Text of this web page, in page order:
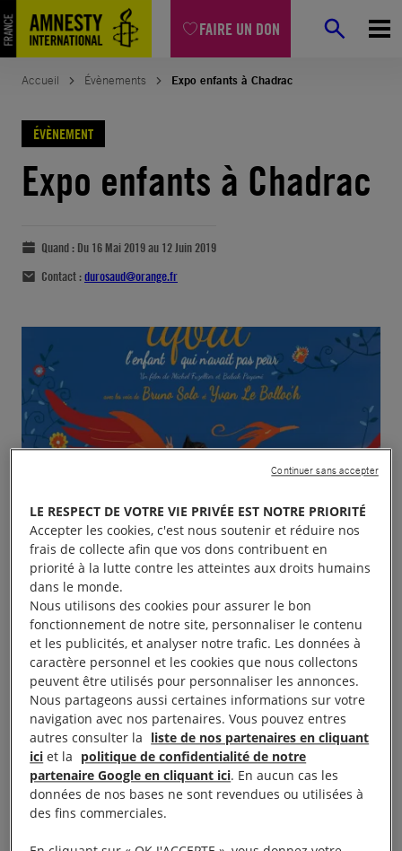
FAIRE UN DON
Accueil Évènements Expo enfants à Chadrac
ÉVÈNEMENT
Expo enfants à Chadrac
Quand : Du 16 Mai 2019 au 12 Juin 2019
Contact :durosaud@orange.fr
Amnesty-Le Puy en collaboration avec Unicef, la
MPT, l’école élémentaire, la médiathèque et le
centre Social de Chadrac proposent expo AI et expo
LE RESPECT DE VOTRE VIE PRIVÉE EST NOTRE PRIORITÉ
Accepter les cookies, c'est nous soutenir et réduire nos
frais de collecte afin que vos dons contribuent en
priorité à la lutte contre les atteintes aux droits humains
dans le monde.
Nous utilisons des cookies pour assurer le bon
fonctionnement de notre site, personnaliser le contenu
et les publicités, et analyser notre trafic. Les données à
caractère personnel et les cookies que nous collectons
peuvent être utilisés pour personnaliser les annonces.
Nous partageons aussi certaines informations sur votre
navigation avec nos partenaires. Vous pouvez entres
autres consulter la liste de nos partenaires en cliquant
ici et la politique de confidentialité de notre
partenaire Google en cliquant ici. En aucun cas les
données de nos bases ne sont revendues ou utilisées à
des fins commerciales.
Continuer sans accepter